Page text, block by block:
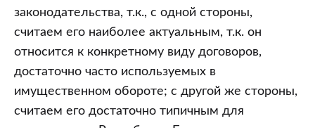
законодательства, т.к., с одной стороны,
считаем его наиболее актуальным, т.к. он
относится к конкретному виду договоров,
достаточно часто используемых в
имущественном обороте; с другой же стороны,
считаем его достаточно типичным для